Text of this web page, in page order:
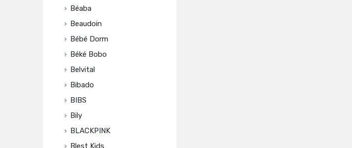
Béaba
Beaudoin
Bébé Dorm
Béké Bobo
Belvital
Bibado
BIBS
Bily
BLACKPINK
Blest Kids